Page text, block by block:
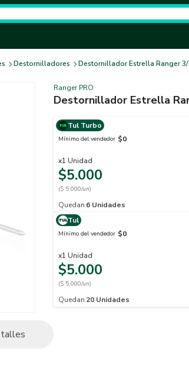
Destornilladores Destornillador Estrella Ranger
Ranger PRO
Destornillador Estrella
Tul Turbo
Mínimo del vendedor $0
x1 Unidad
$5.000
($ 5.000/un)
Quedan 6 Unidades
Tul
Mínimo del vendedor $0
x1 Unidad
$5.000
($ 5.000/un)
Quedan 20 Unidades